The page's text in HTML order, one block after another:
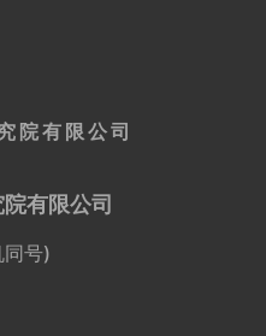
院有限公司
有限公司
号)